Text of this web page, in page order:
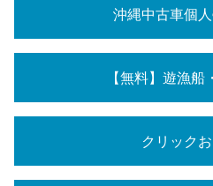
沖縄中古車個
【無料】遊漁
クリック